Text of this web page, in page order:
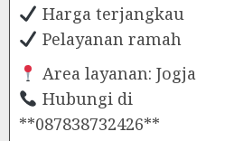
Harga terjangkau
Pelayanan ramah
Area layanan: Jogja
Hubungi di
**087838732426**